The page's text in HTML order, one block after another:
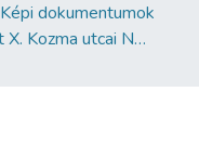
Képi dokumentumok
Budapest X. Kozma utcai Neológ Zsidó Temető